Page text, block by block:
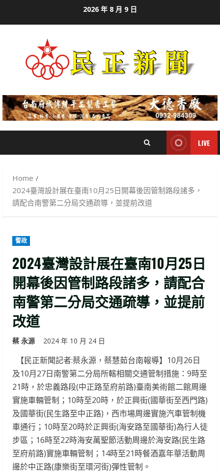
2026 年 8 月 9 日
LIVE
Home
2024臺灣設計展在臺南10月25日開幕後因管制路段諸多，
請配合南警第二分局交通疏導，並提前改道
警政
2024臺灣設計展在臺南10月25日
開幕後因管制路段諸多，請配合
南警第二分局交通疏導，並提前
改道
蔡 永源 2024 年 10 月 24 日
【民正新聞記者:蔡永源，蔡慧茹台南報導】10月26日
及10月27日南警第二分局所轄相關交通管制措施：9時至
21時，於忠義路段(中正路至府前路)臺南美術館二館周邊
實施車輛管制；10時至20時，於正興街(國華街至西門路)
及國華街(民生路至中正路)，西市場周邊實施汽車管制機
車通行；10時至20時於正興街(海安路至國華街)為行人徒
步區；16時至22時海安萬聖節活動周邊於海安路(民生路
至府前路)實施車輛管制；14時至21時餐酒嘉年華活動周
邊於中正路(康樂街至環河街)彈性管制。